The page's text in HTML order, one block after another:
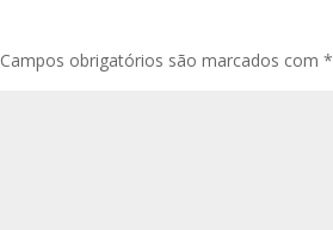
Campos obrigatórios são marcados com*